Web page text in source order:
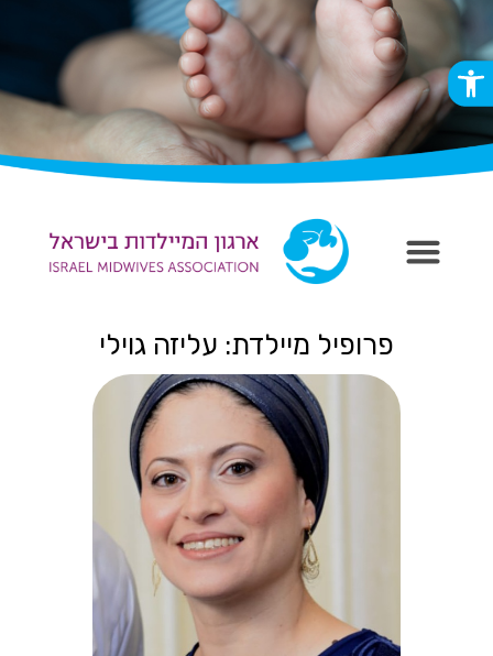
פתח סרגל נגישות
פרופיל מיילדת: עליזה גוילי